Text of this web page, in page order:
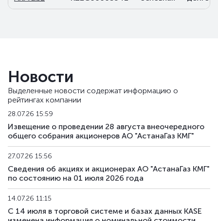
Новости
Выделенные новости содержат информацию о
рейтингах компании
28.07.26 15:59
Извещение о проведении 28 августа внеочередного
общего собрания акционеров АО "АстанаГаз КМГ"
27.07.26 15:56
Сведения об акциях и акционерах АО "АстанаГаз КМГ"
по состоянию на 01 июля 2026 года
14.07.26 11:15
С 14 июля в торговой системе и базах данных KASE